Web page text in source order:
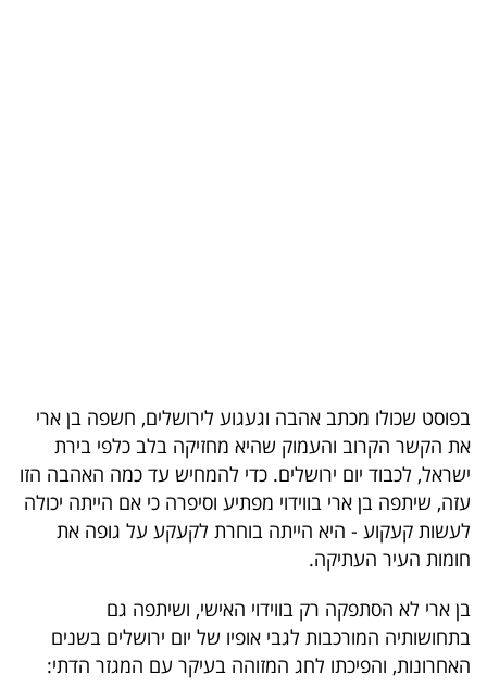
המילון
הכלכלי
פודקאסט
40
UNDER
40
בפוסט שכולו מכתב אהבה וגעגוע לירושלים, חשפה בן ארי
את הקשר הקרוב והעמוק שהיא מחזיקה בלב כלפי בירת
ישראל, לכבוד יום ירושלים. כדי להמחיש עד כמה האהבה הזו
עזה, שיתפה בן ארי בווידוי מפתיע וסיפרה כי אם הייתה יכולה
לעשות קעקוע - היא הייתה בוחרת לקעקע על גופה את
חומות העיר העתיקה.
בן ארי לא הסתפקה רק בווידוי האישי, ושיתפה גם
בתחושותיה המורכבות לגבי אופיו של יום ירושלים בשנים
האחרונות, והפיכתו לחג המזוהה בעיקר עם המגזר הדתי: